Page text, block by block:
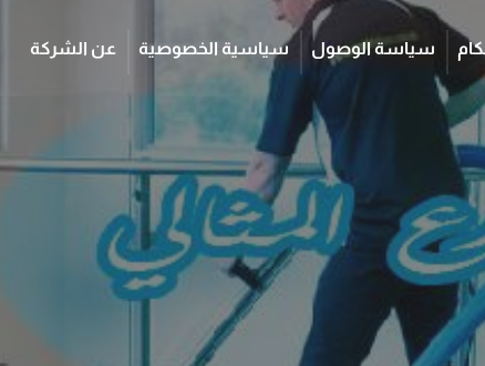
سياسة الوصول سياسية الخصوصية عن الشركة